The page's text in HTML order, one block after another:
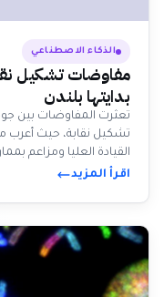
الذكاء الاصطناعي
مفاوضات تشكيل
بدايتها بلندن
تعثرت المفاوضات بين
تشكيل نقابة، حيث أعرب
القيادة العليا ومزاعم
يشير الموظفون إلى
اقرأ المزيد